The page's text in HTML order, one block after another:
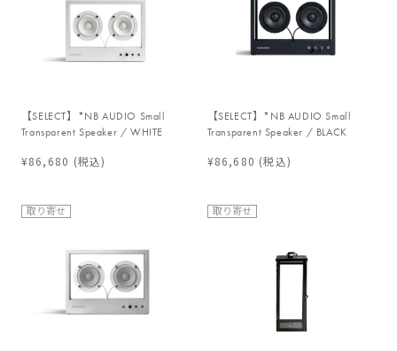
【SELECT】*NB AUDIO Small
Transparent Speaker / WHITE
¥86,680 (税込)
【SELECT】*NB AUDIO Small
Transparent Speaker / BLACK
¥86,680 (税込)
取り寄せ 取り寄せ